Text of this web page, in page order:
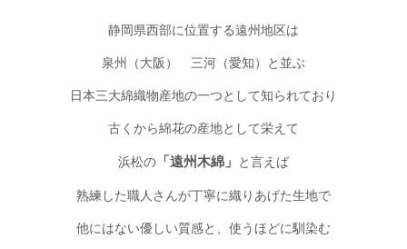
静岡県西部に位置する遠州地区は
泉州（大阪） 三河（愛知）と並ぶ
日本三大綿織物産地の一つとして知られており
古くから綿花の産地として栄えて
浜松の 「遠州木綿」 と言えば
熟練した職人さんが丁寧に織りあげた生地で
他にはない優しい質感と、使うほどに馴染む